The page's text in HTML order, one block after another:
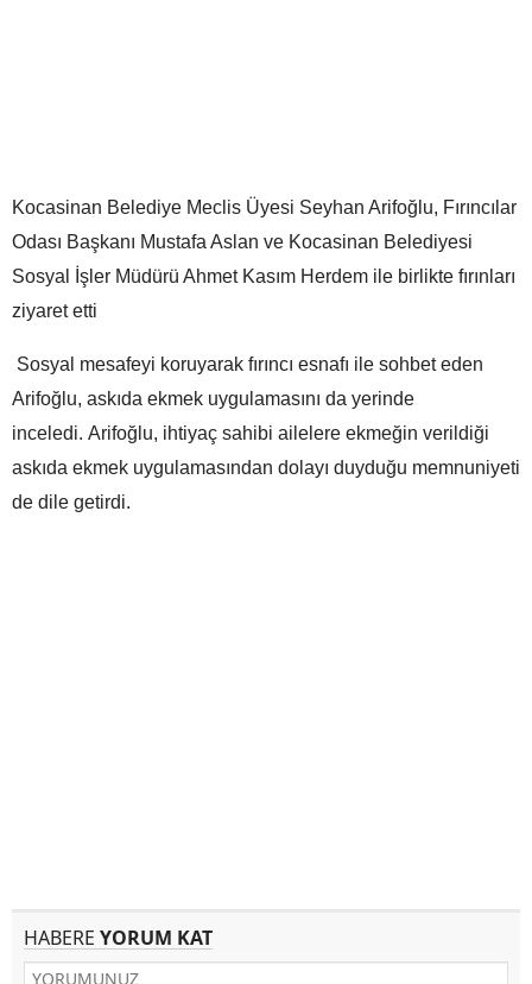
Kocasinan Belediye Meclis Üyesi Seyhan Arifoğlu, Fırıncılar
Odası Başkanı Mustafa Aslan ve Kocasinan Belediyesi
Sosyal İşler Müdürü Ahmet Kasım Herdem ile birlikte fırınları
ziyaret etti
Sosyal mesafeyi koruyarak fırıncı esnafı ile sohbet eden
Arifoğlu, askıda ekmek uygulamasını da yerinde
inceledi. Arifoğlu, ihtiyaç sahibi ailelere ekmeğin verildiği
askıda ekmek uygulamasından dolayı duyduğu memnuniyeti
de dile getirdi.
HABERE YORUM KAT